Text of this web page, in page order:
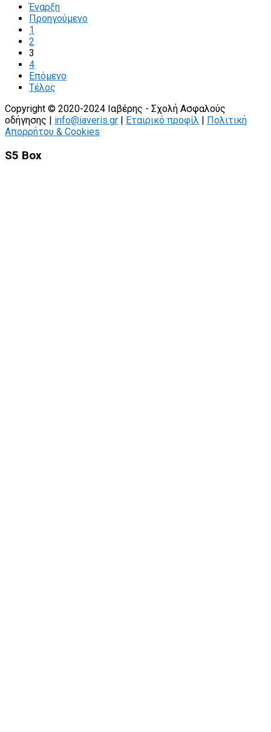
Έναρξη
Προηγούμενο
1
2
3
4
Επόμενο
Τέλος
Copyright © 2020-2024 Ιαβέρης - Σχολή Ασφαλούς
οδήγησης | info@iaveris.gr | Εταιρικό προφίλ | Πολιτική
Απορρήτου & Cookies
S5 Box